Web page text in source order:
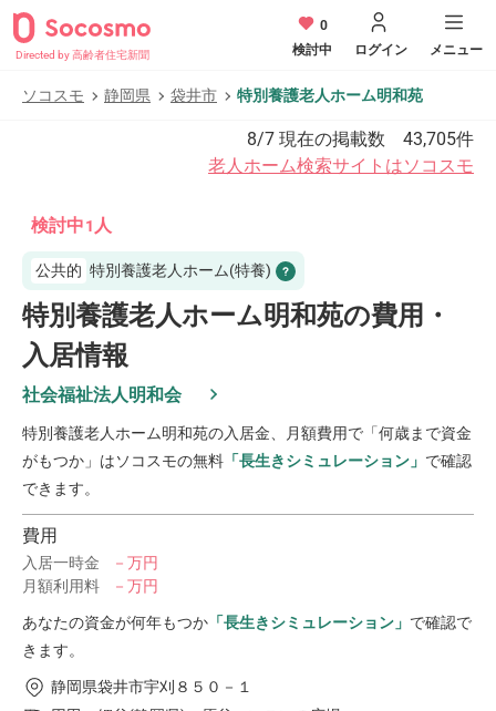
Directed by 高齢者住宅新聞
0
検討中
ログイン メニュー
ソコスモ 静岡県 袋井市 特別養護老人ホーム明和苑
8/7 現在の掲載数 43,705件
老人ホーム検索サイトはソコスモ
検討中1 人
公共的 特別養護老人ホーム(特養)
特別養護老人ホーム明和苑の費用・
入居情報
社会福祉法人明和会
特別養護老人ホーム明和苑の入居金、月額費用で「何歳まで資金
がもつか」はソコスモの無料 「長生きシミュレーション」 で確認
できます。
費用
入居一時金
－万円
月額利用料
－万円
あなたの資金が何年もつか 「長生きシミュレーション」 で確認で
きます。
静岡県袋井市宇刈８５０－１